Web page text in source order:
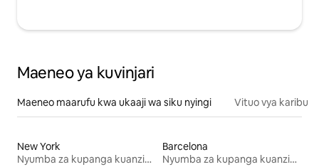
Maeneo ya kuvinjari
Maeneo maarufu kwa ukaaji wa siku nyingi Vituo vya karibu
New York
Nyumba za kupanga kuanzia mwezi mmoja
Barcelona
Nyumba za kupanga kuanzia mwezi mmoja